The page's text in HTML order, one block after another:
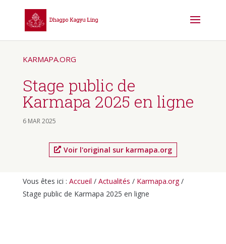
KARMAPA.ORG
Stage public de
Karmapa 2025 en ligne
6 MAR 2025
Voir l'original sur karmapa.org
Vous êtes ici : Accueil / Actualités / Karmapa.org/
Stage public de Karmapa 2025 en ligne